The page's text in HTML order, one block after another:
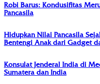
Robi Barus: Kondusifitas
Pancasila
Hidupkan Nilai Pancasila
Bentengi Anak dari Gadget
Konsulat Jenderal India di
Sumatera dan India